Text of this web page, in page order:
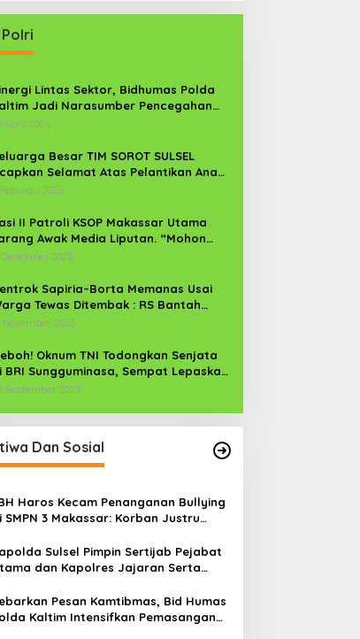
Polri
Lintas Sektor, Bidhumas Polda
Jadi Narasumber Pencegahan
Perempuan dan Anak
April 2026
Besar TIM SOROT SULSEL
Selamat Atas Pelantikan Anak
Sijaya Pimred Gerbang Timur News
2026
II Patroli KSOP Makassar Utama
Awak Media Liputan. “Mohon
Keluar”
Desember 2025
Sapiria–Borta Memanas Usai
Tewas Ditembak : RS Bantah
Tangani Korban, Aparat TNI-
November 2025
Oknum TNI Todongkan Senjata
BRI Sungguminasa, Sempat Lepaskan
September 2025
Dan Sosial
Haros Kecam Penanganan Bullying
SMPN 3 Makassar: Korban Justru
Sulsel Pimpin Sertijab Pejabat
dan Kapolres Jajaran Serta
Pesan Kamtibmas, Bid Humas
Kaltim Intensifkan Pemasangan